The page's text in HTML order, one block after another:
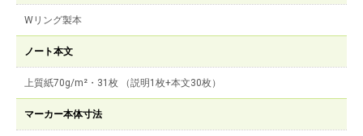
Wリング製本
ノート本文
上質紙70g/m²・31枚 （説明1枚+本文30枚）
マーカー本体寸法